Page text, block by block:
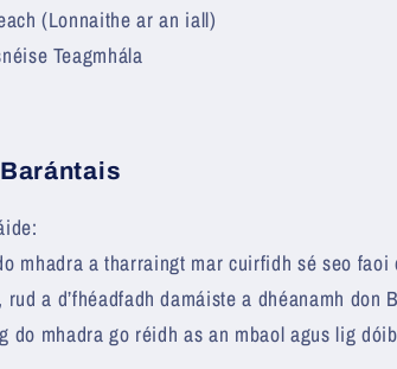
(Lonnaithe ar an iall)
Teagmhála
mhadra a tharraingt mar cuirfidh sé seo
rud a d’fhéadfadh damáiste a dhéanamh
do mhadra go réidh as an mbaol agus lig